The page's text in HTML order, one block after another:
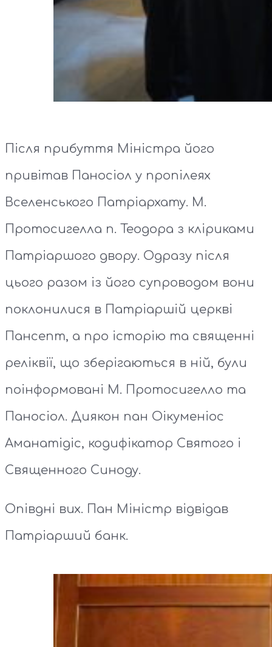
Після прибуття Міністра його
привітав Паносіол у пропілеях
Вселенського Патріархату. М.
Протосигелла п. Теодора з кліриками
Патріаршого двору. Одразу після
цього разом із його супроводом вони
поклонилися в Патріаршій церкві
Пансепт, а про історію та священні
реліквії, що зберігаються в ній, були
поінформовані М. Протосигелло та
Паносіол. Диякон пан Оікуменіос
Аманатідіс, кодифікатор Святого і
Священного Синоду.
Опівдні вих. Пан Міністр відвідав
Патріарший банк.